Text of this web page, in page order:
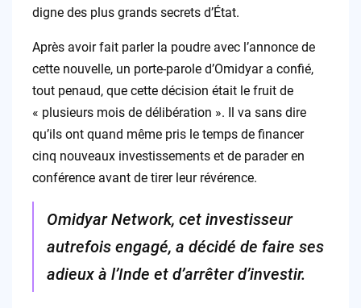
digne des plus grands secrets d’État.
Après avoir fait parler la poudre avec l’annonce de
cette nouvelle, un porte-parole d’Omidyar a confié,
tout penaud, que cette décision était le fruit de
« plusieurs mois de délibération ». Il va sans dire
qu’ils ont quand même pris le temps de financer
cinq nouveaux investissements et de parader en
conférence avant de tirer leur révérence.
Omidyar Network, cet investisseur
autrefois engagé, a décidé de faire ses
adieux à l’Inde et d’arrêter d’investir.